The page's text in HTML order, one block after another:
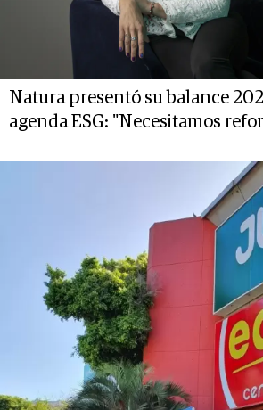
Natura presentó su balance
agenda ESG: "Necesitamos